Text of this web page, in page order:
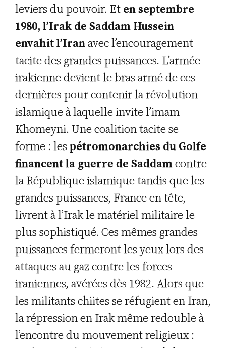
leviers du pouvoir. Eten septembre
1980, l’Irak de Saddam Hussein
envahit l’Iranavec l’encouragement
tacite des grandes puissances. L’armée
irakienne devient le bras armé de ces
dernières pour contenir la révolution
islamique à laquelle invite l’imam
Khomeyni. Une coalition tacite se
forme : les pétromonarchies du Golfe
financent la guerre de Saddamcontre
la République islamique tandis que les
grandes puissances, France en tête,
livrent à l’Irak le matériel militaire le
plus sophistiqué. Ces mêmes grandes
puissances fermeront les yeux lors des
attaques au gaz contre les forces
iraniennes, avérées dès 1982. Alors que
les militants chiites se réfugient en Iran,
la répression en Irak même redouble à
l’encontre du mouvement religieux :